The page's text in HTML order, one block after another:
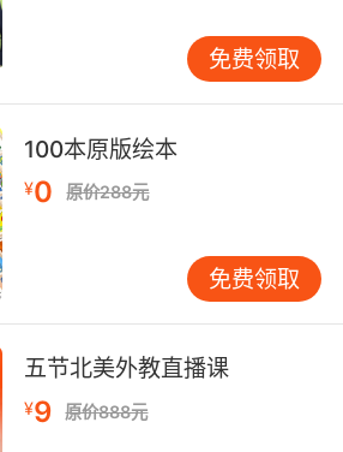
I applied for requires
and I know nothing about
要求會編程 而我對編程一無
and it's, like, part of the
we're supposed to ask
people that we hurt when
疗的一部分就是... 希望得到那
过的人的原谅
免费领取
100本原版绘本
¥0 原价288元
免费领取
五节北美外教直播课
¥9 原价888元